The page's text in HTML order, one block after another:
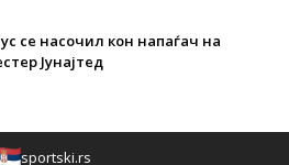
се насочил кон напаѓач на
Јунајтед
sportski.rs